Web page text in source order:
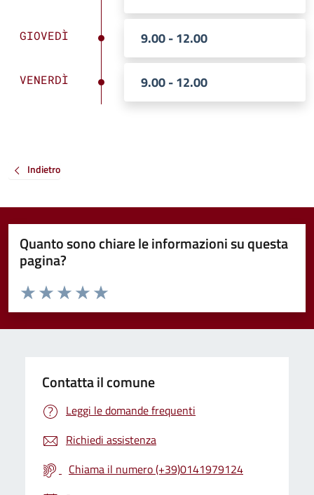
GIOVEDÌ 9.00 - 12.00
VENERDÌ 9.00 - 12.00
Indietro
Quanto sono chiare le informazioni su questa
pagina?
Valuta da 1 a 5 stelle la pagina
Valuta 5 stelle su 5
Valuta 4 stelle su 5
Valuta 3 stelle su 5
Valuta 2 stelle su 5
Valuta 1 stelle su 5
Contatta il comune
Leggi le domande frequenti
Richiedi assistenza
Chiama il numero (+39)0141979124